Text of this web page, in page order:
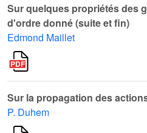
Sur quelques propriétés des
d'ordre donné (suite et fin)
Edmond Maillet
Sur la propagation des
P. Duhem